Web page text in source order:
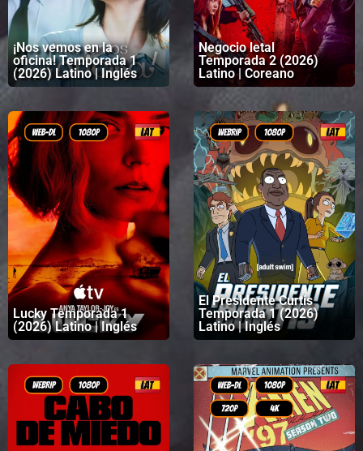
¡Nos vemos en la
oficina! Temporada 1
(2026) Latino | Inglés
Negocio letal
Temporada 2 (2026)
Latino | Coreano
Lucky Temporada 1
(2026) Latino | Inglés
El Presidente Curtis
Temporada 1 (2026)
Latino | Inglés